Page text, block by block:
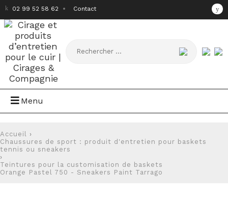
02 99 52 58 62 Contact
Menu
Accueil
›
Chaussures de sport : produit d'entretien pour baskets
tennis ou sneakers
›
Teintures pour la customisation de baskets
Orange Pastel 750 - Sneakers Paint Tarrago